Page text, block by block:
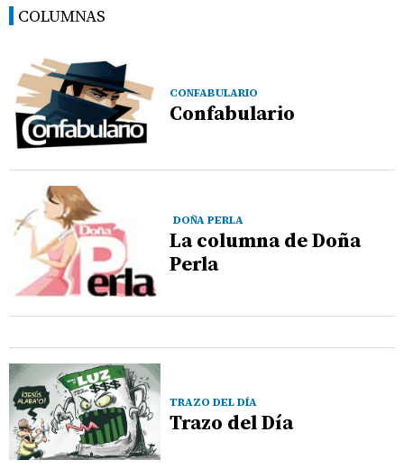
COLUMNAS
CONFABULARIO
Confabulario
DOÑA PERLA
La columna de Doña
Perla
TRAZO DEL DÍA
Trazo del Día